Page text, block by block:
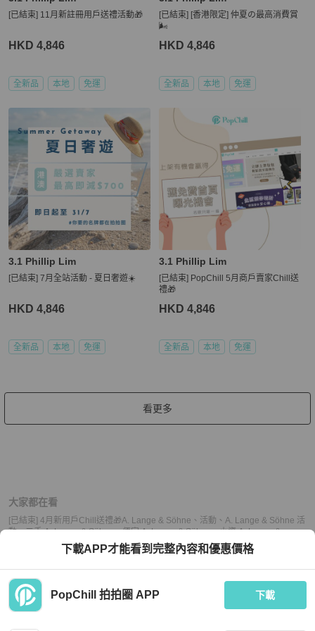
[已結束] 11月新註冊用戶送禮活動🎁
HKD 4,846
全新品 本地 免運
[已結束] [香港限定] 仲夏の最高消費賞
🌬️
HKD 4,846
全新品 本地 免運
3.1 Phillip Lim
[已結束] 7月全站活動 - 夏日奢遊☀️
HKD 4,846
全新品 本地 免運
3.1 Phillip Lim
[已結束] PopChill 5月商戶賣家Chill送
禮🎁
HKD 4,846
全新品 本地 免運
看更多
大家都在看
[已結束] 4月新用戶Chill送禮🎁A. Lange & Söhne 、 活動 、 A. Lange & Söhne 活
動、二手 A. Lange & Söhne、便宜 A. Lange & Söhne、小資 A. Lange &
熱門 A. Lange & Söhne、中古 A. Lange & Söhne、推薦 A. Lange &
二手 活動、便宜 活動、小資 活動、熱門 活動、中古 活動
下載APP才能看到完整內容和優惠價格
PopChill 拍拍圈 APP 下載